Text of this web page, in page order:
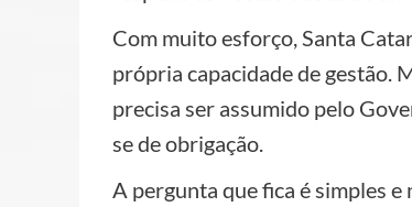
Com muito esforço, Santa
própria capacidade de gestão.
precisa ser assumido pelo
se de obrigação.
A pergunta que fica é simples